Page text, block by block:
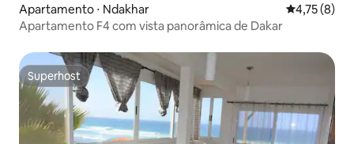
Apartamento ⋅ Ndakhar 4,75 de
4,75 (8)
Apartamento F4 com vista panorâmica de Dakar
Superhost
Superhost